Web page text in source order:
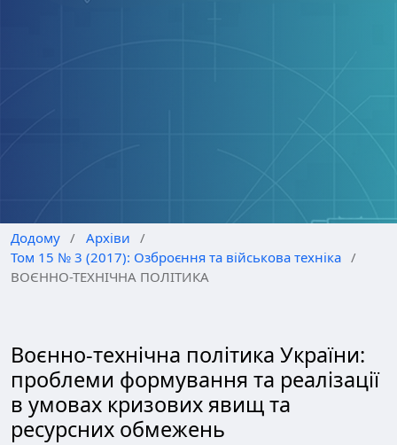
Додому / Архіви
/
Том 15 № 3 (2017): Озброєння та військова техніка /
ВОЄННО-ТЕХНІЧНА ПОЛІТИКА
Воєнно-технічна політика України:
проблеми формування та реалізації
в умовах кризових явищ та
ресурсних обмежень